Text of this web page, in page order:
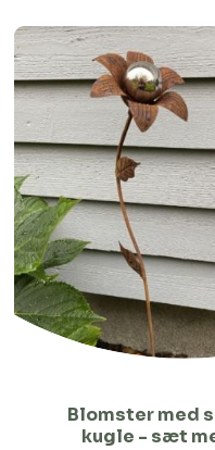
Blomster med
kugle - sæt